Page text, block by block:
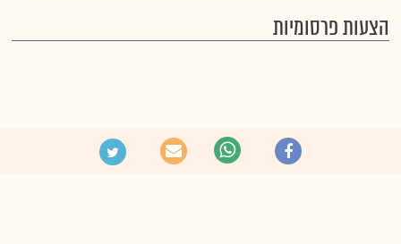
הצעות פרסומיות